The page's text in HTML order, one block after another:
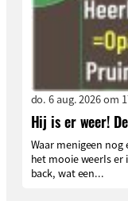
do. 6 aug. 2026 om
Hij is er weer!
Waar menigeen nog
het mooie weerIs er
back, wat een...